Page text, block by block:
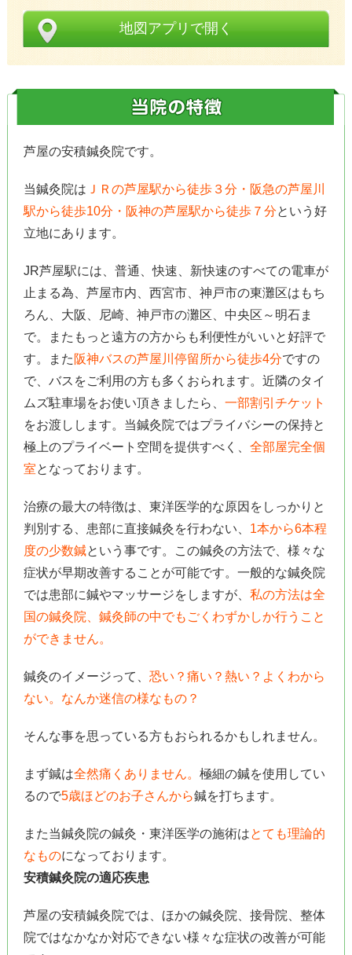
地図アプリで開く
芦屋の安積鍼灸院です。
当鍼灸院は ＪＲの芦屋駅から徒歩３分・阪急の芦屋川
駅から徒歩10分・阪神の芦屋駅から徒歩７分という好
立地にあります。
JR芦屋駅には、普通、快速、新快速のすべての電車が
止まる為、芦屋市内、西宮市、神戸市の東灘区はもち
ろん、大阪、尼崎、神戸市の灘区、中央区～明石ま
で。またもっと遠方の方からも利便性がいいと好評で
す。また 阪神バスの芦屋川停留所から徒歩4分ですの
で、バスをご利用の方も多くおられます。近隣のタイ
ムズ駐車場をお使い頂きましたら、 一部割引チケット
をお渡しします。当鍼灸院ではプライバシーの保持と
極上のプライベート空間を提供すべく、 全部屋完全個
室となっております。
治療の最大の特徴は、東洋医学的な原因をしっかりと
判別する、患部に直接鍼灸を行わない、 1本から6本程
度の少数鍼という事です。この鍼灸の方法で、様々な
症状が早期改善することが可能です。一般的な鍼灸院
では患部に鍼やマッサージをしますが、 私の方法は全
国の鍼灸院、鍼灸師の中でもごくわずかしか行うこと
ができません。
鍼灸のイメージって、 恐い？痛い？熱い？よくわから
ない。なんか迷信の様なもの？
そんな事を思っている方もおられるかもしれません。
まず鍼は全然痛くありません。 極細の鍼を使用してい
るので5歳ほどのお子さんから鍼を打ちます。
また当鍼灸院の鍼灸・東洋医学の施術はとても理論的
なものになっております。
安積鍼灸院の適応疾患
芦屋の安積鍼灸院では、ほかの鍼灸院、接骨院、整体
院ではなかなか対応できない様々な症状の改善が可能